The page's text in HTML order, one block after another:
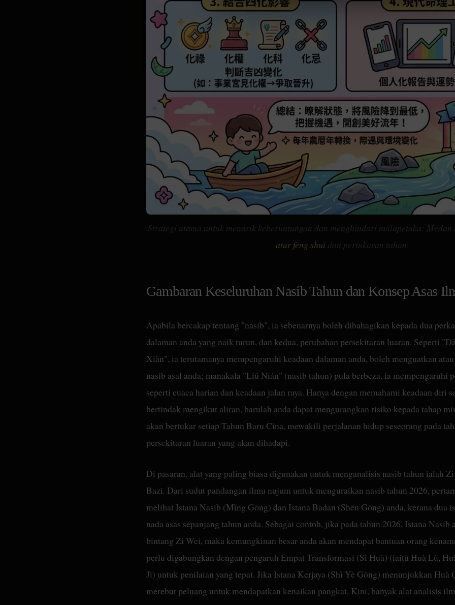
Strategi utama untuk menarik keberuntungan dan menghindari malapetaka:
atur feng shui dan pertukaran tahun
Gambaran Keseluruhan Nasib Tahun dan Konsep Asas
Apabila bercakap tentang "nasib", ia sebenarnya boleh dibahagikan kepada dua
dalaman anda yang naik turun, dan kedua, perubahan persekitaran luaran. Seperti
Xiàn", ia terutamanya mempengaruhi keadaan dalaman anda, boleh menguatkan
nasib asal anda; manakala "Liú Nián" (nasib tahun) pula berbeza, ia mempengaruhi
seperti cuaca harian dan keadaan jalan raya. Hanya dengan memahami keadaan diri
bertindak mengikut aliran, barulah anda dapat mengurangkan risiko kepada tahap
akan bertukar setiap Tahun Baru Cina, mewakili perjalanan hidup seseorang pada
persekitaran luaran yang akan dihadapi.
Di pasaran, alat yang paling biasa digunakan untuk menganalisis nasib tahun ialah
Bazi. Dari sudut pandangan ilmu nujum untuk menguraikan nasib tahun 2026,
melihat Istana Nasib (Mìng Gōng) dan Istana Badan (Shēn Gōng) anda, kerana dua
nada asas sepanjang tahun anda. Sebagai contoh, jika pada tahun 2026, Istana
bintang Zi Wei, maka kemungkinan besar anda akan mendapat bantuan orang
perlu digabungkan dengan pengaruh Empat Transformasi (Sì Huà) (iaitu Huà Lù,
Jì) untuk penilaian yang tepat. Jika Istana Kerjaya (Shì Yè Gōng) menunjukkan Huà
merebut peluang untuk mendapatkan kenaikan pangkat. Kini, banyak alat analisis